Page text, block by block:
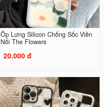
Ốp Lưng Silicon Chống Sốc Viền
Nổi The Flowers
20.000 đ